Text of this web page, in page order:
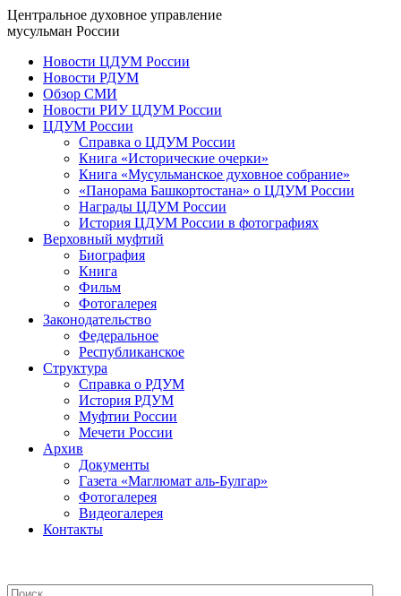
Центральное духовное управление
мусульман России
Новости ЦДУМ России
Новости РДУМ
Обзор СМИ
Новости РИУ ЦДУМ России
ЦДУМ России
Справка о ЦДУМ России
Книга «Исторические очерки»
Книга «Мусульманское духовное собрание»
«Панорама Башкортостана» о ЦДУМ России
Награды ЦДУМ России
История ЦДУМ России в фотографиях
Верховный муфтий
Биография
Книга
Фильм
Фотогалерея
Законодательство
Федеральное
Республиканское
Структура
Справка о РДУМ
История РДУМ
Муфтии России
Мечети России
Архив
Документы
Газета «Маглюмат аль-Булгар»
Фотогалерея
Видеогалерея
Контакты